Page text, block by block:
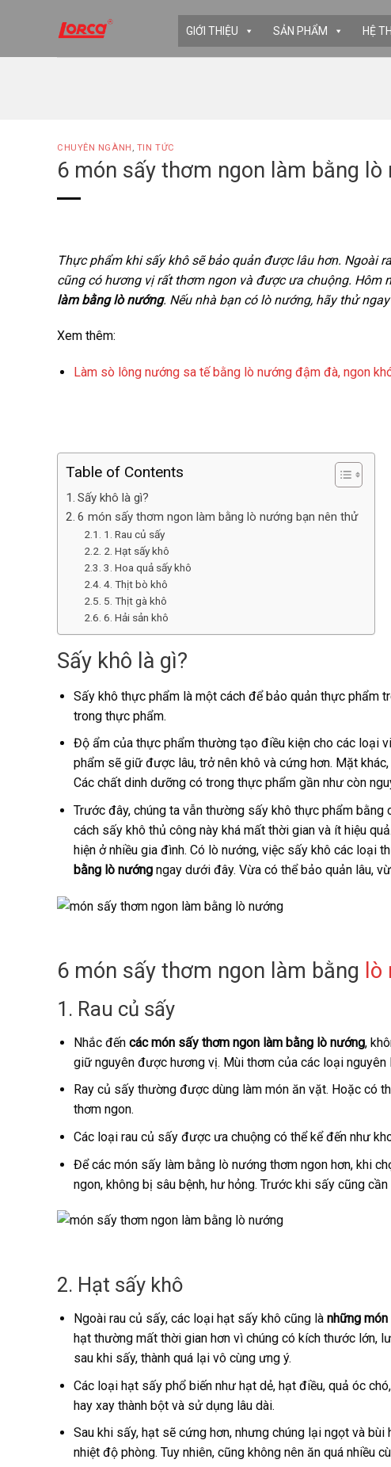
GIỚI THIỆU SẢN PHẨM HỆ
CHUYÊN NGÀNH , TIN TỨC
6 món sấy thơm ngon làm bằng
Thực phẩm khi sấy khô sẽ bảo quản được lâu hơn. Ngoài
cũng có hương vị rất thơm ngon và được ưa chuộng. Hôm
làm bằng lò nướng. Nếu nhà bạn có lò nướng, hãy thử
Xem thêm:
Làm sò lông nướng sa tế bằng lò nướng đậm đà, ngon
Table of Contents
Sấy khô là gì?
6 món sấy thơm ngon làm bằng lò nướng bạn nên thử
1. Rau củ sấy
2. Hạt sấy khô
3. Hoa quả sấy khô
4. Thịt bò khô
5. Thịt gà khô
6. Hải sản khô
Sấy khô là gì?
Sấy khô thực phẩm là một cách để bảo quản thực phẩm
trong thực phẩm.
Độ ẩm của thực phẩm thường tạo điều kiện cho các loại
phẩm sẽ giữ được lâu, trở nên khô và cứng hơn. Mặt
Các chất dinh dưỡng có trong thực phẩm gần như còn
Trước đây, chúng ta vẫn thường sấy khô thực phẩm
cách sấy khô thủ công này khá mất thời gian và ít hiệu
hiện ở nhiều gia đình. Có lò nướng, việc sấy khô các loại
bằng lò nướngngay dưới đây. Vừa có thể bảo quản lâu,
6 món sấy thơm ngon làm bằng
1. Rau củ sấy
Nhắc đến các món sấy thơm ngon làm bằng lò nướng,
giữ nguyên được hương vị. Mùi thơm của các loại
Ray củ sấy thường được dùng làm món ăn vặt. Hoặc có
thơm ngon.
Các loại rau củ sấy được ưa chuộng có thể kể đến như
Để các món sấy làm bằng lò nướng thơm ngon hơn, khi
ngon, không bị sâu bệnh, hư hỏng. Trước khi sấy cũng
2. Hạt sấy khô
Ngoài rau củ sấy, các loại hạt sấy khô cũng là những
hạt thường mất thời gian hơn vì chúng có kích thước lớn,
sau khi sấy, thành quá lại vô cùng ưng ý.
Các loại hạt sấy phổ biến như hạt dẻ, hạt điều, quả óc
hay xay thành bột và sử dụng lâu dài.
Sau khi sấy, hạt sẽ cứng hơn, nhưng chúng lại ngọt và
nhiệt độ phòng. Tuy nhiên, cũng không nên ăn quá nhiều